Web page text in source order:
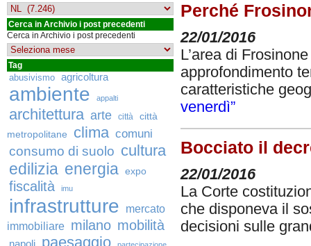
Cerca in Archivio i post precedenti
Cerca in Archivio i post precedenti
Tag
abusivismo agricoltura
ambiente appalti
architettura arte città
città
metropolitane
clima comuni
consumo di suolo cultura
edilizia energia expo
fiscalità imu
infrastrutture
mercato
immobiliare milano mobilità
paesaggio
Perché
22/01/2016
L’area di
approfondimento
caratteristiche
venerdì”
Bocciato il
22/01/2016
La Corte
che disponeva il
decisioni sulle